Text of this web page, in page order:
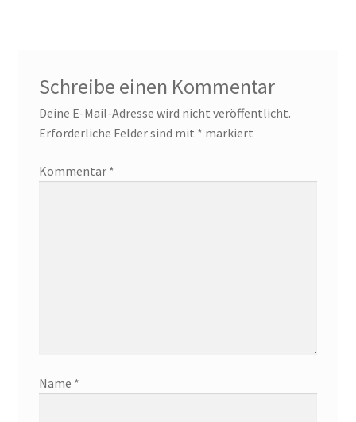
Schreibe einen Kommentar
Deine E-Mail-Adresse wird nicht veröffentlicht.
Erforderliche Felder sind mit * markiert
Kommentar *
Name *